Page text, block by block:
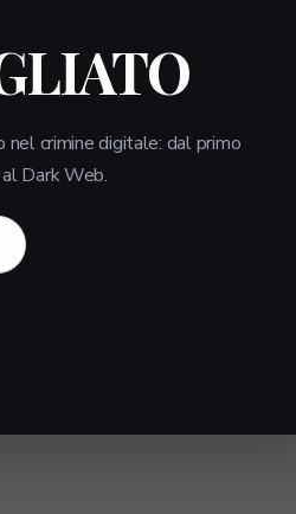
nel crimine digitale: dal primo
Dark Web.
UFFICIO
cartacei ai documenti
di carta, inchiostro e
di carta
1,5 tonnellate di CO₂.
un’azienda che mira a